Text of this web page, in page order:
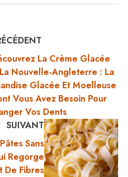
La Crème Glacée
Nouvelle-Angleterre : La
Glacée Et Moelleuse
Vous Avez Besoin Pour
Vos Dents
SUIVANT
Sans
Regorge
De Fibres